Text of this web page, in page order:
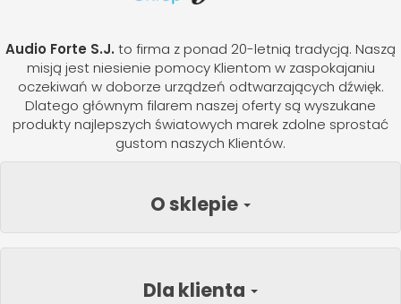
Audio Forte S.J. to firma z ponad 20-letnią tradycją. Naszą
misją jest niesienie pomocy Klientom w zaspokajaniu
oczekiwań w doborze urządzeń odtwarzających dźwięk.
Dlatego głównym filarem naszej oferty są wyszukane
produkty najlepszych światowych marek zdolne sprostać
gustom naszych Klientów.
O sklepie
Dla klienta